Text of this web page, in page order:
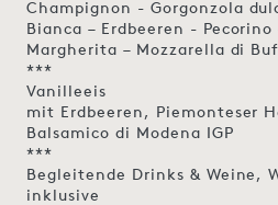
Champignon - Gorgonzola
Bianca – Erdbeeren -
Margherita – Mozzarella di
***
Vanilleeis
mit Erdbeeren, Piemonteser
Balsamico di Modena IGP
***
Begleitende Drinks & Weine,
inklusive